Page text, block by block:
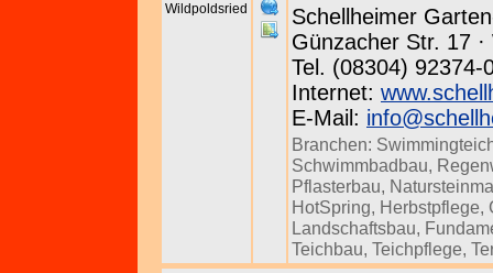
Wildpoldsried
Schellheimer
Günzacher Str. 17
Tel. (08304) 92374-
Internet:
E-Mail:
Branchen:
Schwimmbadbau,
Pflasterbau,
HotSpring, Herbstpflege,
Landschaftsbau,
Teichbau, Teichpflege,